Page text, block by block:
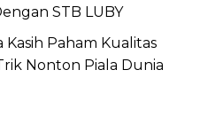
STB LUBY
Paham Kualitas
Nonton Piala Dunia